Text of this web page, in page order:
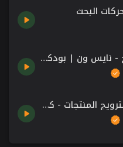
بزنس العطور والمكياج - نايس ون | بودكاست سوالف بزنس
تطوير الحلول التقنية لترويج المنتجات - كوانتم | بودكاست سوالف بزنس